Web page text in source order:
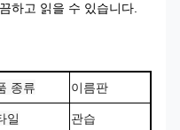
하고 읽을 수 있습니다.
종류 이름판
일 관습